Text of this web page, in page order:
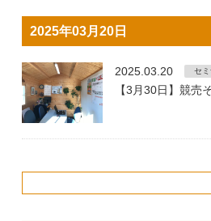
2025年03月20日
2025.03.20 セ
【3月30日】競売